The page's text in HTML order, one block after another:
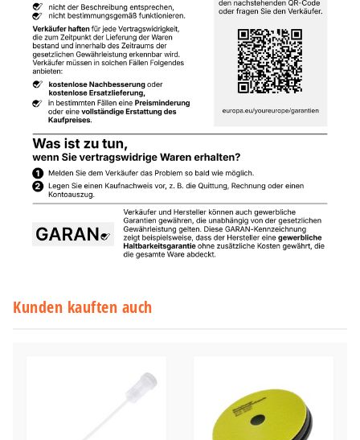
Kunden kauften auch